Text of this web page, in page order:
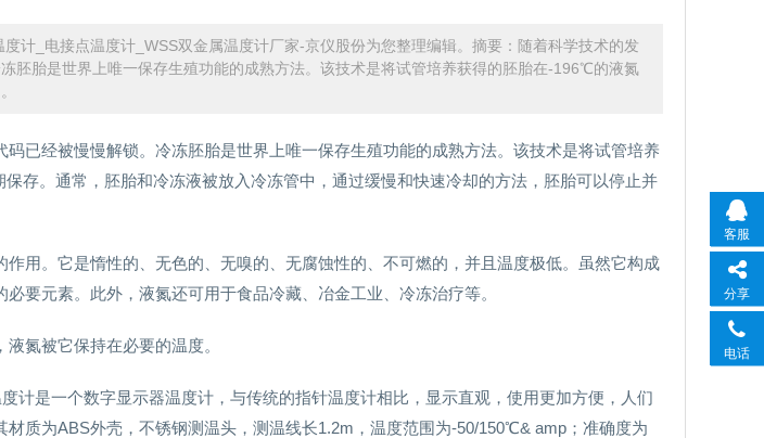
度计_电接点温度计_WSS双金属温度计厂家-京仪股份为您整理编辑。摘要：随着科学技术的发
胚胎是世界上唯一保存生殖功能的成熟方法。该技术是将试管培养获得的胚胎在-196℃的液氮
码已经被慢慢解锁。冷冻胚胎是世界上唯一保存生殖功能的成熟方法。该技术是将试管培养
存。通常，胚胎和冷冻液被放入冷冻管中，通过缓慢和快速冷却的方法，胚胎可以停止并
用。它是惰性的、无色的、无嗅的、无腐蚀性的、不可燃的，并且温度极低。虽然它构成
要元素。此外，液氮还可用于食品冷藏、冶金工业、冷冻治疗等。
氮被它保持在必要的温度。
计是一个数字显示器温度计，与传统的指针温度计相比，显示直观，使用更加方便，人们
质为ABS外壳，不锈钢测温头，测温线长1.2m，温度范围为-50/150℃& amp；准确度为
客服
分享
电话